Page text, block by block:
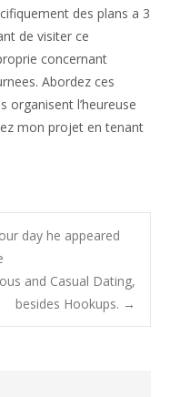
des plans a 3
de visiter ce
concernant
Abordez ces
organisent l’heureuse
mon projet en tenant
day he appeared
and Casual Dating,
besides Hookups. →